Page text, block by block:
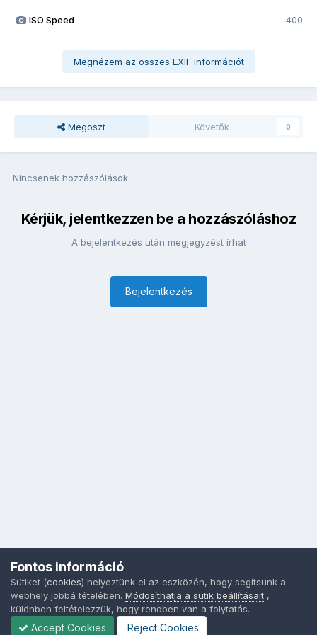
ISO Speed 400
Megnézem az összes EXIF információt
Megoszt Követők 0
Nincsenek hozzászólások
Kérjük, jelentkezzen be a hozzászóláshoz
A bejelentkezés után megjegyzést írhat
Bejelentkezés
Fontos információ
Sütiket (cookies) helyeztünk el az eszközén, hogy segítsünk a
webhely jobbá tételében. Módosíthatja a sütik beállításait ,
különben feltételezzük, hogy rendben van a folytatás.
Accept Cookies Reject Cookies